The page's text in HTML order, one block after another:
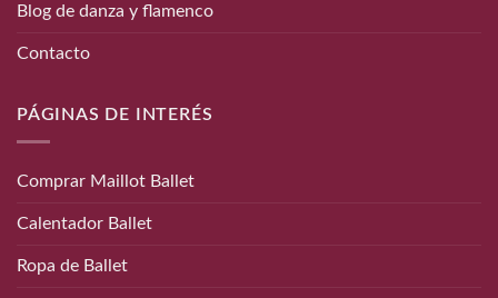
Blog de danza y flamenco
Contacto
PÁGINAS DE INTERÉS
Comprar Maillot Ballet
Calentador Ballet
Ropa de Ballet